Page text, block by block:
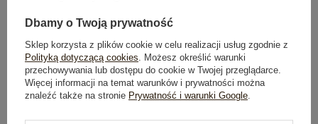
Dostawaod 7,99 zł
Do darmowej dostawy brakuje 200,00 zł
Dbamy o Twoją prywatność
Sklep korzysta z plików cookie w celu realizacji usług zgodnie z
Polityką dotyczącą cookies. Możesz określić warunki
przechowywania lub dostępu do cookie w Twojej przeglądarce.
Więcej informacji na temat warunków i prywatności można
znaleźć także na stronie Prywatność i warunki Google.